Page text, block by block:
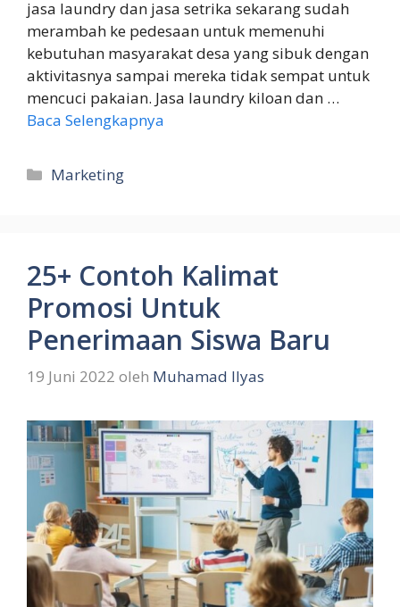
jasa laundry dan jasa setrika sekarang sudah
merambah ke pedesaan untuk memenuhi
kebutuhan masyarakat desa yang sibuk dengan
aktivitasnya sampai mereka tidak sempat untuk
mencuci pakaian. Jasa laundry kiloan dan …
Baca Selengkapnya
Kategori
Marketing
25+ Contoh Kalimat
Promosi Untuk
Penerimaan Siswa Baru
19 Juni 2022 oleh Muhamad Ilyas